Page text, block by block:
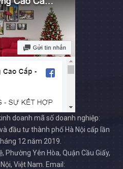
doanh mã số doanh nghiệp:
đầu tư thành phố Hà Nội cấp lần
12 năm 2019.
Phường Yên Hòa, Quận Cầu Giấy,
Việt Nam. Email: